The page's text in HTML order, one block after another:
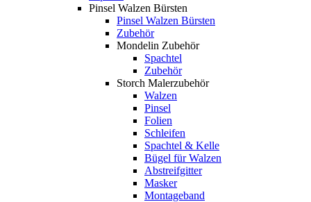
Pinsel Walzen Bürsten
Pinsel Walzen Bürsten
Zubehör
Mondelin Zubehör
Spachtel
Zubehör
Storch Malerzubehör
Walzen
Pinsel
Folien
Schleifen
Spachtel & Kelle
Bügel für Walzen
Abstreifgitter
Masker
Montageband